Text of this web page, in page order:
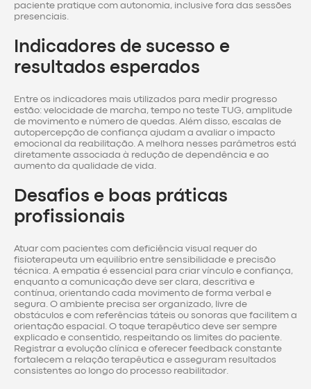
paciente pratique com autonomia, inclusive fora das sessões
presenciais.
Indicadores de sucesso e
resultados esperados
Entre os indicadores mais utilizados para medir progresso
estão: velocidade de marcha, tempo no teste TUG, amplitude
de movimento e número de quedas. Além disso, escalas de
autopercepção de confiança ajudam a avaliar o impacto
emocional da reabilitação. A melhora nesses parâmetros está
diretamente associada à redução de dependência e ao
aumento da qualidade de vida.
Desafios e boas práticas
profissionais
Atuar com pacientes com deficiência visual requer do
fisioterapeuta um equilíbrio entre sensibilidade e precisão
técnica. A empatia é essencial para criar vínculo e confiança,
enquanto a comunicação deve ser clara, descritiva e
contínua, orientando cada movimento de forma verbal e
segura. O ambiente precisa ser organizado, livre de
obstáculos e com referências táteis ou sonoras que facilitem a
orientação espacial. O toque terapêutico deve ser sempre
explicado e consentido, respeitando os limites do paciente.
Registrar a evolução clínica e oferecer feedback constante
fortalecem a relação terapêutica e asseguram resultados
consistentes ao longo do processo reabilitador.